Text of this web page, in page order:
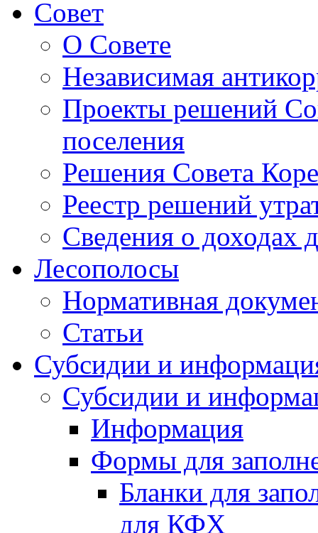
Совет
О Совете
Независимая
Проекты решений
поселения
Решения Совета
Реестр решений
Сведения о доходах
Лесополосы
Нормативная
Статьи
Субсидии и
Субсидии и
Информация
Формы для
Бланки для
для КФХ